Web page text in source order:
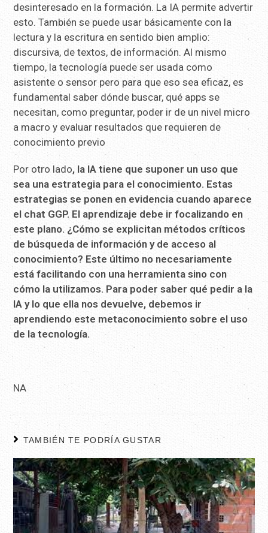
desinteresado en la formación. La IA permite advertir
esto. También se puede usar básicamente con la
lectura y la escritura en sentido bien amplio:
discursiva, de textos, de información. Al mismo
tiempo, la tecnología puede ser usada como
asistente o sensor pero para que eso sea eficaz, es
fundamental saber dónde buscar, qué apps se
necesitan, como preguntar, poder ir de un nivel micro
a macro y evaluar resultados que requieren de
conocimiento previo
Por otro lado, la IA tiene que suponer un uso que
sea una estrategia para el conocimiento. Estas
estrategias se ponen en evidencia cuando aparece
el chat GGP. El aprendizaje debe ir focalizando en
este plano. ¿Cómo se explicitan métodos críticos
de búsqueda de información y de acceso al
conocimiento? Este último no necesariamente
está facilitando con una herramienta sino con
cómo la utilizamos. Para poder saber qué pedir a la
IA y lo que ella nos devuelve, debemos ir
aprendiendo este metaconocimiento sobre el uso
de la tecnología.
NA
TAMBIÉN TE PODRÍA GUSTAR